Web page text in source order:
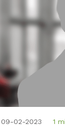
09-02-2023 1